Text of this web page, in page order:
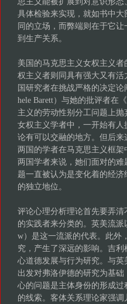
具体检验来实现，就如书中
同的立场，而弊端则在于它
到生产关系。
美国的马克思主义女权主义
权主义者则同具有强大又有
国研究者在挑战严格的决定
hele Barett）与她的批评者在
主义的劳动性别分工问题上
女权主义学者中，一开始有
论有可以交融的地方。但后
两国的学者在马克思主义框
两国学者来说，她们面对的
题一直被认为是变化着的经
的独立地位。
评论心理分析理论首先要弄
的实践者来分类的。英美流派
w）是这一流派的代表。此外
究，产生了深远的影响。吉
心道德发展与行为研究。与
出发对弗洛伊德的研究为基
心的问题是主体身份的形成
的线索。客体关系理论家强